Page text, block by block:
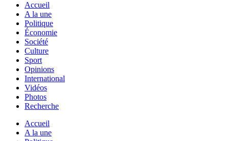
Accueil
A la une
Politique
Économie
Société
Culture
Sport
Opinions
International
Vidéos
Photos
Recherche
Accueil
A la une